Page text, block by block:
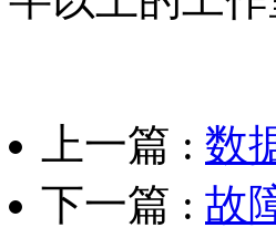
上一篇 : 数
下一篇 : 故